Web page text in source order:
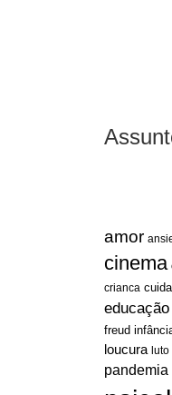
amor
cinema
crianca
educação
freud
loucura luto
pandemia